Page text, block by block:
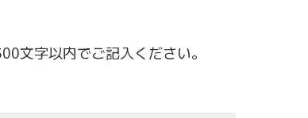
文字以内でご記入ください。